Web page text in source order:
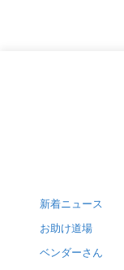
新着ニュース
お助け道場
ベンダーさん